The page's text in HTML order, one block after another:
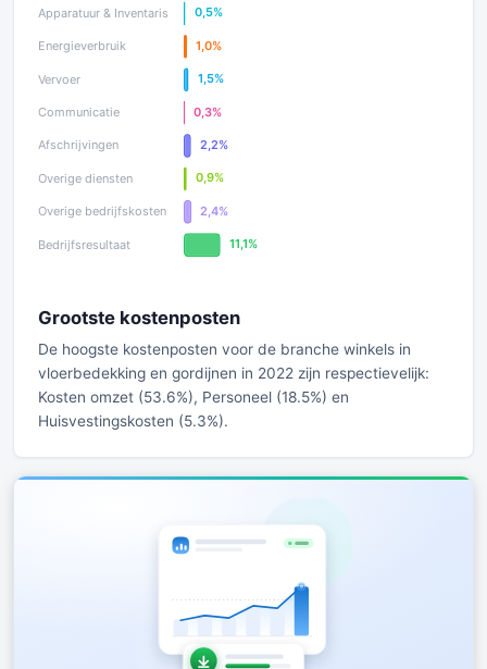
Grootste kostenposten
De hoogste kostenposten voor de branche winkels in
vloerbedekking en gordijnen in 2022 zijn respectievelijk:
Kosten omzet (53.6%), Personeel (18.5%) en
Huisvestingskosten (5.3%).